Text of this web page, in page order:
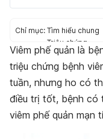
Chỉ mục: Tìm hiểu chung
Triệu chứng
Nguyên nhân
Chẩn đoán và
Phòng ngừa
Viêm phế quản là
triệu chứng bệnh
tuần, nhưng ho có
điều trị tốt, bệnh có
viêm phế quản mạn